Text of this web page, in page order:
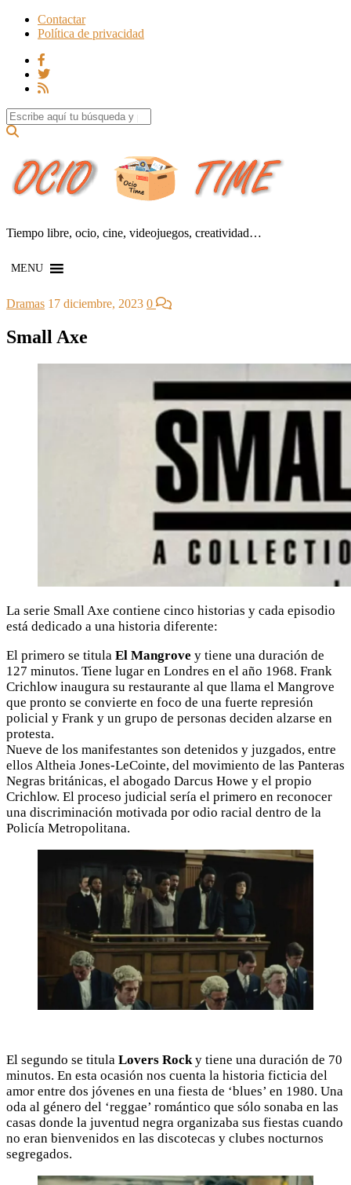
Contactar
Política de privacidad
Search for:
Tiempo libre, ocio, cine, videojuegos, creatividad…
MENU
Dramas 17 diciembre, 2023 0
Small Axe
La serie Small Axe contiene cinco historias y cada episodio
está dedicado a una historia diferente:
El primero se titula El Mangrove y tiene una duración de
127 minutos. Tiene lugar en Londres en el año 1968. Frank
Crichlow inaugura su restaurante al que llama el Mangrove
que pronto se convierte en foco de una fuerte represión
policial y Frank y un grupo de personas deciden alzarse en
protesta.
Nueve de los manifestantes son detenidos y juzgados, entre
ellos Altheia Jones-LeCointe, del movimiento de las Panteras
Negras británicas, el abogado Darcus Howe y el propio
Crichlow. El proceso judicial sería el primero en reconocer
una discriminación motivada por odio racial dentro de la
Policía Metropolitana.
El segundo se titula Lovers Rock y tiene una duración de 70
minutos. En esta ocasión nos cuenta la historia ficticia del
amor entre dos jóvenes en una fiesta de ‘blues’ en 1980. Una
oda al género del ‘reggae’ romántico que sólo sonaba en las
casas donde la juventud negra organizaba sus fiestas cuando
no eran bienvenidos en las discotecas y clubes nocturnos
segregados.